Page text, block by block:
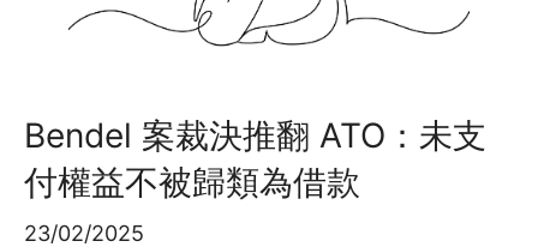
Bendel 案裁決推翻 ATO：未支
付權益不被歸類為借款
23/02/2025